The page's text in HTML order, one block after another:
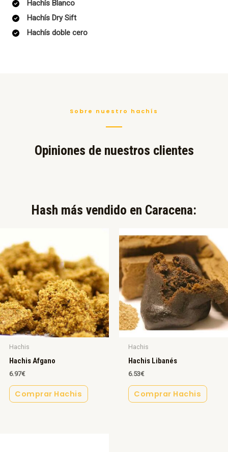
Hachís Blanco
Hachís Dry Sift
Hachís doble cero
Sobre nuestro hachís
Opiniones de nuestros clientes
Hash más vendido en Caracena:​
Hachis
Hachis Afgano
6.97€
Comprar Hachis
Hachis
Hachis Libanés
6.53€
Comprar Hachis